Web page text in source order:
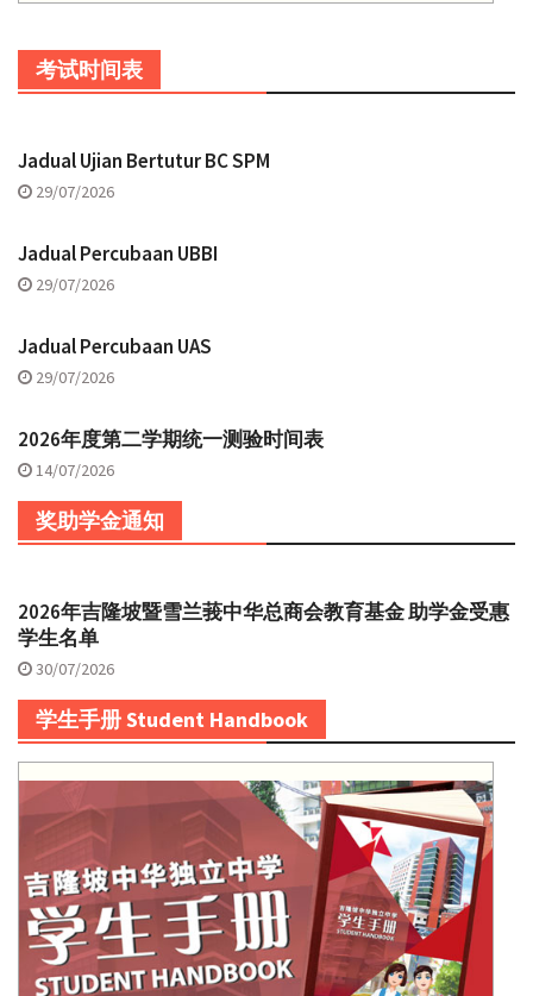
考试时间表
Jadual Ujian Bertutur BC SPM
29/07/2026
Jadual Percubaan UBBI
29/07/2026
Jadual Percubaan UAS
29/07/2026
2026年度第二学期统一测验时间表
14/07/2026
奖助学金通知
2026年吉隆坡暨雪兰莪中华总商会教育基金 助学金受惠
学生名单
30/07/2026
学生手册 Student Handbook